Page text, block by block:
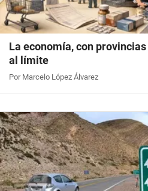
La economía, con
al límite
Por Marcelo López Álvarez